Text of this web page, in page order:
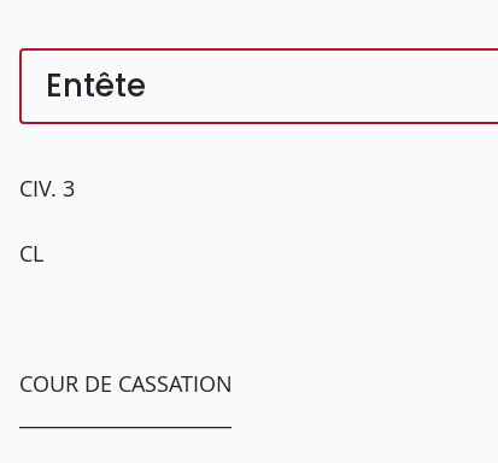
Entête
CIV. 3
CL
COUR DE CASSATION